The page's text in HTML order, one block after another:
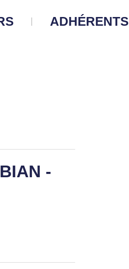
ADHÉRENTS
-